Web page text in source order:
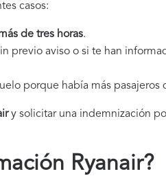
casos:
de tres horas.
previo aviso o si te han
porque había más pasajeros
y solicitar una indemnización
Ryanair?